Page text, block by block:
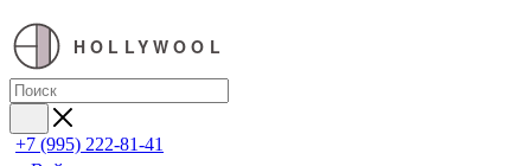
HOLLYWOOL
+7 (995) 222-81-41